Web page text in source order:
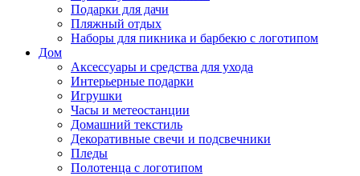
Подарки для дачи
Пляжный отдых
Наборы для пикника и барбекю с логотипом
Дом
Аксессуары и средства для ухода
Интерьерные подарки
Игрушки
Часы и метеостанции
Домашний текстиль
Декоративные свечи и подсвечники
Пледы
Полотенца с логотипом